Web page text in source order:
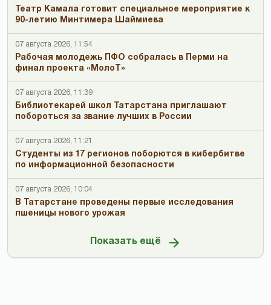
Театр Камала готовит специальное мероприятие к
90-летию Минтимера Шаймиева
07 августа 2026, 11:54
Рабочая молодежь ПФО собралась в Перми на
финал проекта «МолоТ»
07 августа 2026, 11:39
Библиотекарей школ Татарстана приглашают
побороться за звание лучших в России
07 августа 2026, 11:21
Студенты из 17 регионов поборются в кибербитве
по информационной безопасности
07 августа 2026, 10:04
В Татарстане проведены первые исследования
пшеницы нового урожая
Показать ещё